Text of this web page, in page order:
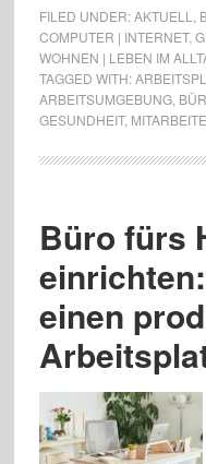
FILED UNDER:AKTUELL
COMPUTER | INTERNET,
WOHNEN | LEBEN IM
TAGGED WITH:
ARBEITSUMGEBUNG,
GESUNDHEIT,
Büro fürs
einen